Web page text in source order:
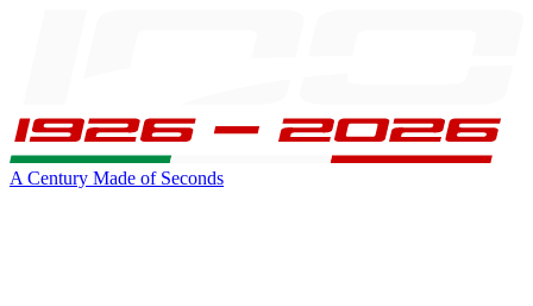
A Century Made of Seconds